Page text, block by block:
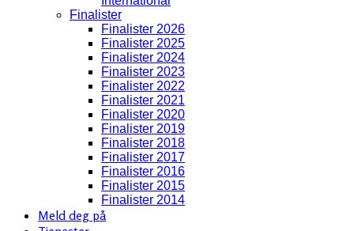
Finalister
Finalister 2026
Finalister 2025
Finalister 2024
Finalister 2023
Finalister 2022
Finalister 2021
Finalister 2020
Finalister 2019
Finalister 2018
Finalister 2017
Finalister 2016
Finalister 2015
Finalister 2014
Meld deg på